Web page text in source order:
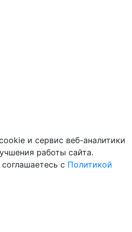
и сервис веб-аналитики
работы сайта.
с Политикой